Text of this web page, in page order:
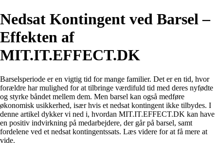
Nedsat Kontingent ved Barsel –
Effekten af
MIT.IT.EFFECT.DK
Barselsperiode er en vigtig tid for mange familier. Det er en tid, hvor
forældre har mulighed for at tilbringe værdifuld tid med deres nyfødte
og styrke båndet mellem dem. Men barsel kan også medføre
økonomisk usikkerhed, især hvis et nedsat kontingent ikke tilbydes. I
denne artikel dykker vi ned i, hvordan MIT.IT.EFFECT.DK kan have
en positiv indvirkning på medarbejdere, der går på barsel, samt
fordelene ved et nedsat kontingentssats. Læs videre for at få mere at
vide.